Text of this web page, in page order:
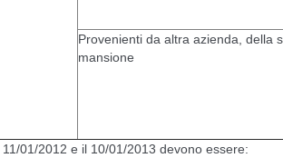
Provenienti da altra azienda, della
mansione
01/2012 e il 10/01/2013 devono essere: